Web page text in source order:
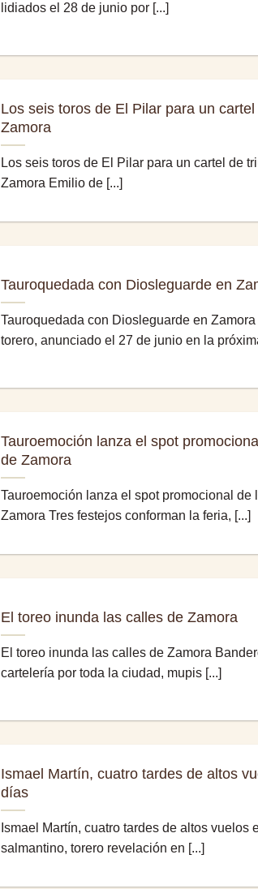
lidiados el 28 de junio por [...]
Los seis toros de El Pilar para un
Zamora
Los seis toros de El Pilar para un cartel de
Zamora Emilio de [...]
Tauroquedada con Diosleguarde en
Tauroquedada con Diosleguarde en Zamora
torero, anunciado el 27 de junio en la
Tauroemoción lanza el spot
de Zamora
Tauroemoción lanza el spot promocional de
Zamora Tres festejos conforman la feria, [...]
El toreo inunda las calles de Zamora
El toreo inunda las calles de Zamora
cartelería por toda la ciudad, mupis [...]
Ismael Martín, cuatro tardes de altos
días
Ismael Martín, cuatro tardes de altos vuelos
salmantino, torero revelación en [...]